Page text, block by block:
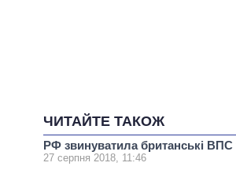
ЧИТАЙТЕ ТАКОЖ
РФ звинуватила британські ВПС
27 серпня 2018, 11:46